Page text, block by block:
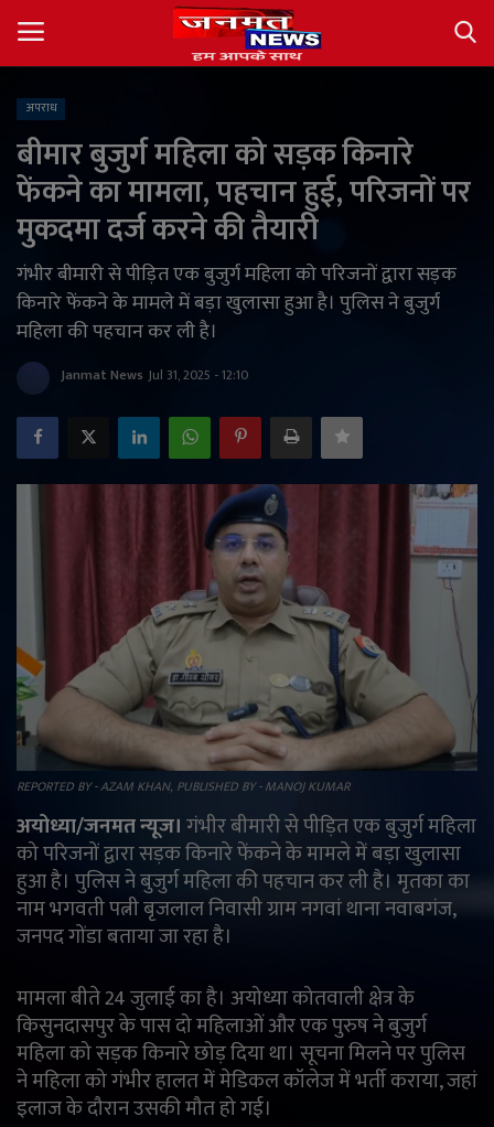
About
Contact
देश
अंतर्राष्ट्रीय
राज्य
खेल
अपराध
ज्योतिष
वीडियो
व्यापार
टेक्नोलॉजी
ई-पेपर
Language
English Arabic
अपराध
बीमार बुजुर्ग महिला को सड़क किनारे
फेंकने का मामला, पहचान हुई, परिजनों पर
मुकदमा दर्ज करने की तैयारी
गंभीर बीमारी से पीड़ित एक बुजुर्ग महिला को परिजनों द्वारा सड़क
किनारे फेंकने के मामले में बड़ा खुलासा हुआ है। पुलिस ने बुजुर्ग
महिला की पहचान कर ली है।
Janmat News Jul 31, 2025 - 12:10
REPORTED BY - AZAM KHAN, PUBLISHED BY - MANOJ KUMAR
अयोध्या/जनमत न्यूज।गंभीर बीमारी से पीड़ित एक बुजुर्ग महिला
को परिजनों द्वारा सड़क किनारे फेंकने के मामले में बड़ा खुलासा
हुआ है। पुलिस ने बुजुर्ग महिला की पहचान कर ली है। मृतका का
नाम भगवती पत्नी बृजलाल निवासी ग्राम नगवां थाना नवाबगंज,
जनपद गोंडा बताया जा रहा है।
मामला बीते 24 जुलाई का है। अयोध्या कोतवाली क्षेत्र के
किसुनदासपुर के पास दो महिलाओं और एक पुरुष ने बुजुर्ग
महिला को सड़क किनारे छोड़ दिया था। सूचना मिलने पर पुलिस
ने महिला को गंभीर हालत में मेडिकल कॉलेज में भर्ती कराया, जहां
इलाज के दौरान उसकी मौत हो गई।